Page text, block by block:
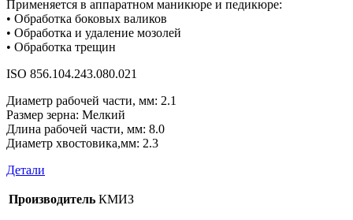
Применяется в аппаратном маникюре и педикюре:
• Обработка боковых валиков
• Обработка и удаление мозолей
• Обработка трещин
ISO 856.104.243.080.021
Диаметр рабочей части, мм: 2.1
Размер зерна: Мелкий
Длина рабочей части, мм: 8.0
Диаметр хвостовика,мм: 2.3
Детали
Производитель КМИЗ